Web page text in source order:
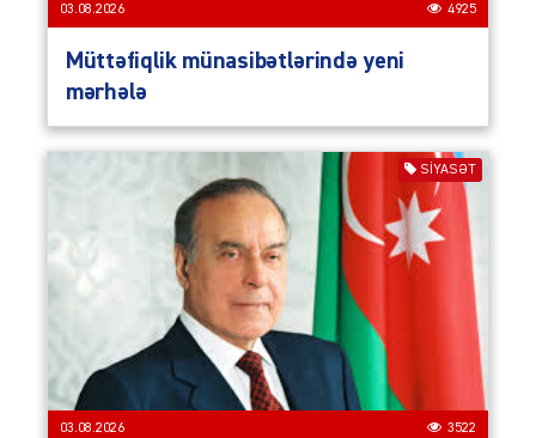
03.08.2026 4925
Müttəfiqlik münasibətlərində yeni
mərhələ
SIYASƏT
03.08.2026 3522